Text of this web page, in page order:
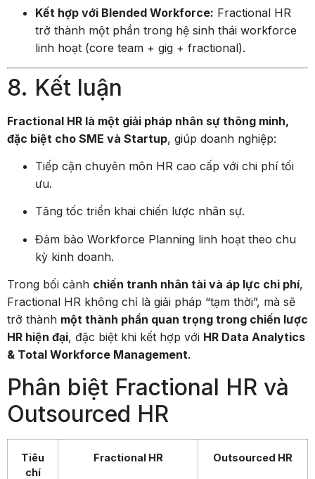
Kết hợp với Blended Workforce: Fractional HR
trở thành một phần trong hệ sinh thái workforce
linh hoạt (core team + gig + fractional).
8. Kết luận
Fractional HR là một giải pháp nhân sự thông minh,
đặc biệt cho SME và Startup, giúp doanh nghiệp:
Tiếp cận chuyên môn HR cao cấp với chi phí tối
ưu.
Tăng tốc triển khai chiến lược nhân sự.
Đảm bảo Workforce Planning linh hoạt theo chu
kỳ kinh doanh.
Trong bối cảnh chiến tranh nhân tài và áp lực chi phí,
Fractional HR không chỉ là giải pháp “tạm thời”, mà sẽ
trở thành một thành phần quan trọng trong chiến lược
HR hiện đại, đặc biệt khi kết hợp với HR Data Analytics
& Total Workforce Management.
Phân biệt Fractional HR và
Outsourced HR
Tiêu
chí
Fractional HR Outsourced HR